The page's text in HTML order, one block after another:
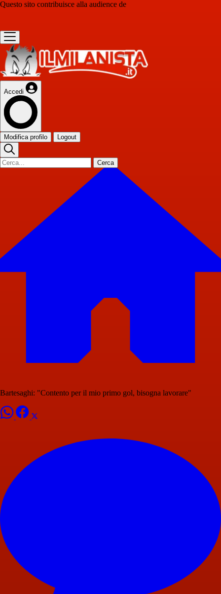
Questo sito contribuisce alla audience de
Accedi
Modifica profilo Logout
Cerca
Bartesaghi: "Contento per il mio primo gol, bisogna lavorare"